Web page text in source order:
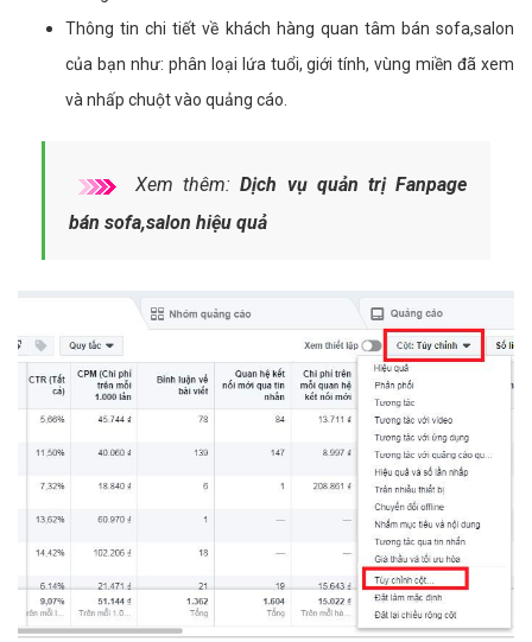
Thông tin chi tiết về khách hàng quan tâm bán sofa,salon
của bạn như: phân loại lứa tuổi, giới tính, vùng miền đã xem
và nhấp chuột vào quảng cáo.
Xem thêm:Dịch vụ quản trị Fanpage
bán sofa,salon hiệu quả